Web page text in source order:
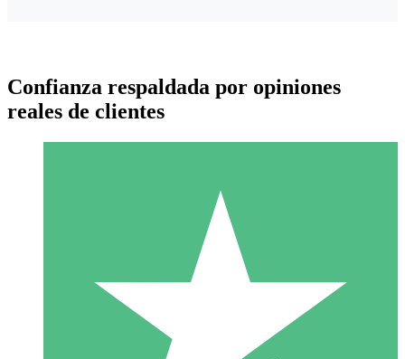
Paquetes de Créditos Individuales
Paga según el uso con créditos de descarga. Sin compromiso
Confianza respaldada por opiniones
reales de clientes